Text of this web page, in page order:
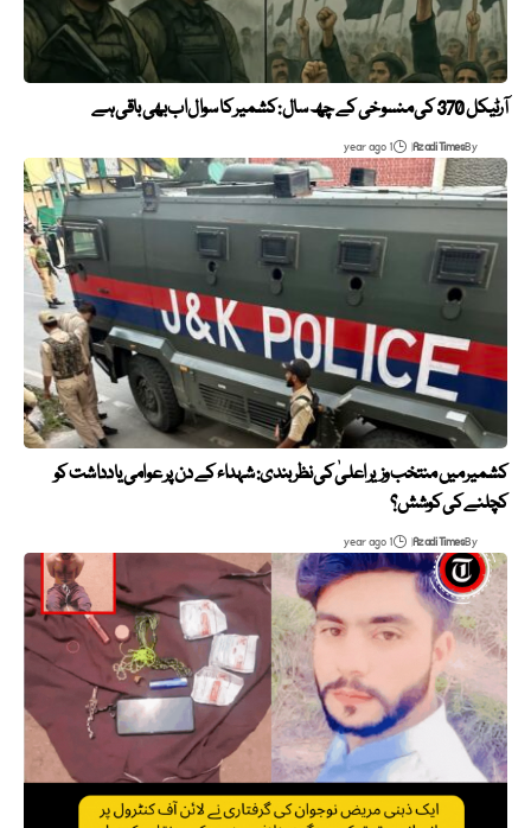
آرٹیکل 370 کی منسوخی کے چھ سال: کشمیر کا سوال اب بھی باقی ہے
By
Azadi Times
1 year ago
کشمیر میں منتخب وزیر اعلیٰ کی نظر بندی: شہداء کے دن پر عوامی یادداشت کو
کچلنے کی کوشش؟
By
Azadi Times
1 year ago